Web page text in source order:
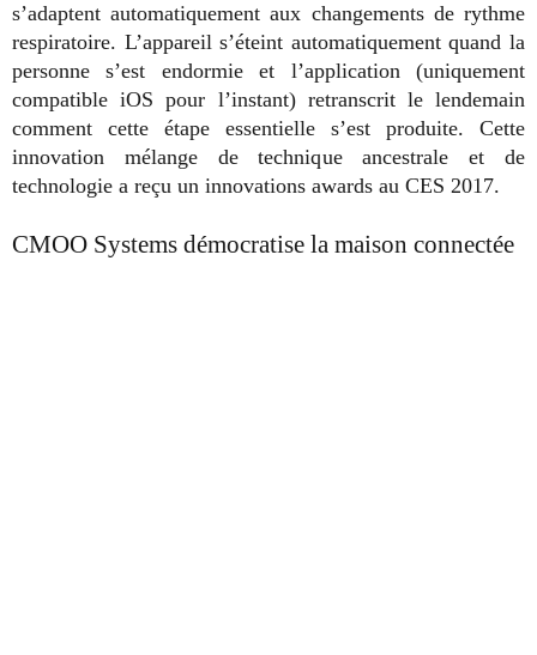
s’adaptent automatiquement aux changements de rythme
respiratoire. L’appareil s’éteint automatiquement quand la
personne s’est endormie et l’application (uniquement
compatible iOS pour l’instant) retranscrit le lendemain
comment cette étape essentielle s’est produite. Cette
innovation mélange de technique ancestrale et de
technologie a reçu un innovations awards au CES 2017.
CMOO Systems démocratise la maison connectée